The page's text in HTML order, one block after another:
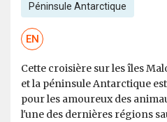
Péninsule Antarctique
EN
Cette croisière sur les îles
et la péninsule Antarctique
pour les amoureux des
l'une des dernières régions